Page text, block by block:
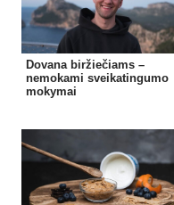
Dovana biržiečiams –
nemokami sveikatingumo
mokymai